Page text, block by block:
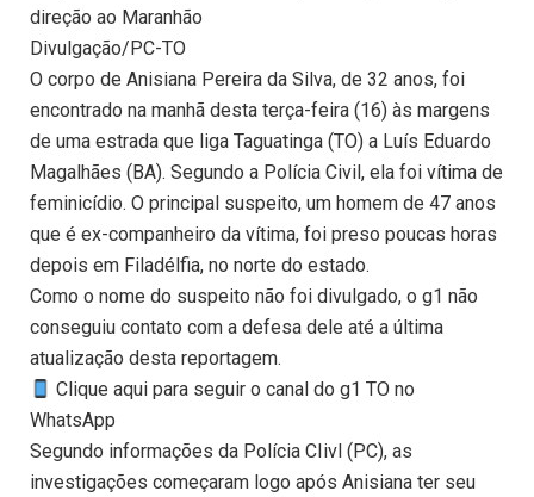
direção ao Maranhão
Divulgação/PC-TO
O corpo de Anisiana Pereira da Silva, de 32 anos, foi
encontrado na manhã desta terça-feira (16) às margens
de uma estrada que liga Taguatinga (TO) a Luís Eduardo
Magalhães (BA). Segundo a Polícia Civil, ela foi vítima de
feminicídio. O principal suspeito, um homem de 47 anos
que é ex-companheiro da vítima, foi preso poucas horas
depois em Filadélfia, no norte do estado.
Como o nome do suspeito não foi divulgado, o g1 não
conseguiu contato com a defesa dele até a última
atualização desta reportagem.
Clique aqui para seguir o canal do g1 TO no
WhatsApp
Segundo informações da Polícia CIivl (PC), as
investigações começaram logo após Anisiana ter seu